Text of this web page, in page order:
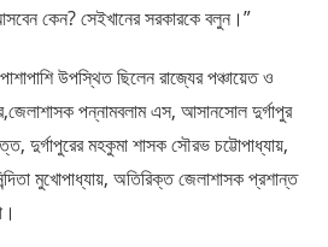
কেন? সেইখানের সরকারকে বলুন।”
পাশাপাশি উপস্থিত ছিলেন রাজ্যের পঞ্চায়েত ও
পন্নামবলাম এস, আসানসোল দুর্গাপুর
দুর্গাপুরের মহকুমা শাসক সৌরভ চট্টোপাধ্যায়,
মুখোপাধ্যায়, অতিরিক্ত জেলাশাসক প্রশান্ত